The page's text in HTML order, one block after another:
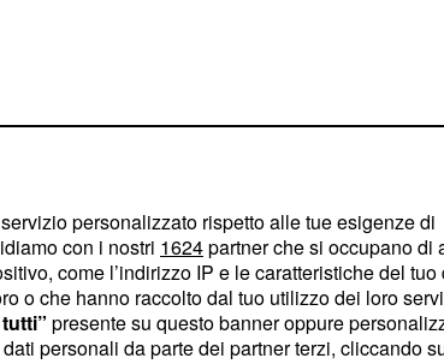
personalizzato rispetto alle tue esigenze di
con i nostri 1624partner che si occupano di
come l’indirizzo IP e le caratteristiche del tuo
o che hanno raccolto dal tuo utilizzo dei loro
presente su questo banner oppure
personali da parte dei partner terzi, cliccando